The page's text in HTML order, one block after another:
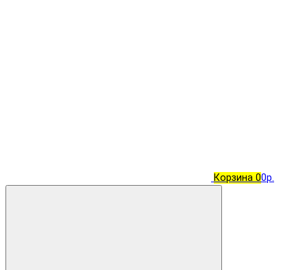
Корзина 00р.